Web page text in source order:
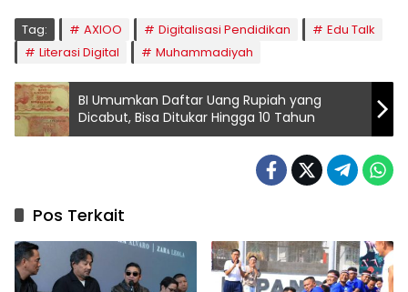
Tag: AXIOO Digitalisasi Pendidikan
Edu Talk
Literasi Digital
Muhammadiyah
BI Umumkan Daftar Uang Rupiah yang
Dicabut, Bisa Ditukar Hingga 10 Tahun
Pos Terkait